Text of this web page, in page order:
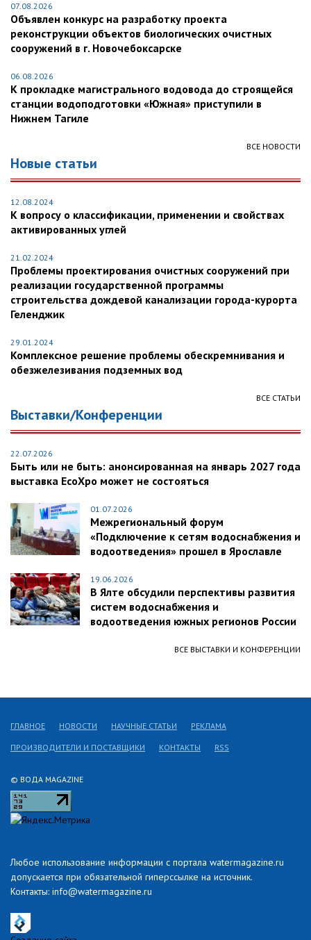
07.08.2026
Объявлен конкурс на разработку проекта
реконструкции объектов биологических очистных
сооружений в г. Новочебоксарске
06.08.2026
К прокладке магистрального водовода до строящейся
станции водоподготовки «Южная» приступили в
Нижнем Тагиле
ВСЕ НОВОСТИ
Новые статьи
12.08.2024
К вопросу о классификации, применении и свойствах
активированных углей
21.02.2024
Проблемы проектирования очистных сооружений при
реализации государственной программы
строительства дождевой канализации города-курорта
Геленджик
29.01.2024
Комплексное решение проблемы обескремнивания и
обезжелезивания подземных вод
ВСЕ СТАТЬИ
Выставки/Конференции
22.07.2026
Быть или не быть: анонсированная на январь 2027 года
выставка EcoXpo может не состояться
01.07.2026
Межрегиональный форум
«Подключение к сетям водоснабжения и
водоотведения» прошел в Ярославле
19.06.2026
В Ялте обсудили перспективы развития
систем водоснабжения и
водоотведения южных регионов России
ВСЕ ВЫСТАВКИ И КОНФЕРЕНЦИИ
© ВОДА MAGAZINE
Любое использование информации с портала watermagazine.ru
допускается при обязательной гиперссылке на источник.
Контакты: info@watermagazine.ru
ГЛАВНОЕ НОВОСТИ НАУЧНЫЕ СТАТЬИ РЕКЛАМА
ПРОИЗВОДИТЕЛИ И ПОСТАВЩИКИ КОНТАКТЫ RSS